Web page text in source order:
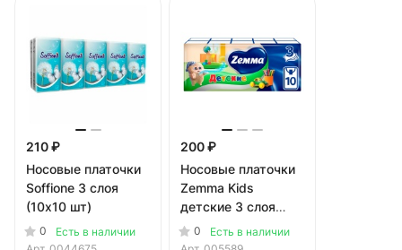
210 ₽
Носовые платочки
Soffione 3 слоя
(10х10 шт)
0
Есть в наличии
200 ₽
Носовые платочки
Zemma Kids
детские 3 слоя
(10х10 шт)
0
Есть в наличии